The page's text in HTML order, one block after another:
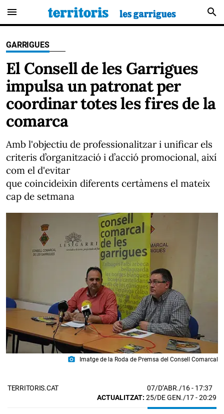
menu search
GARRIGUES
El Consell de les Garrigues
impulsa un patronat per
coordinar totes les fires de la
comarca
Amb l'objectiu de professionalitzar i unificar els
criteris d’organització i d’acció promocional, així
com el d'evitar
que coincideixin diferents certàmens el mateix
cap de setmana
photo_camera Imatge de la Roda de Premsa del Consell Comarcal
TERRITORIS.CAT 07/D’ABR./16- 17:37
ACTUALITZAT: 25/DE GEN./17 - 20:29